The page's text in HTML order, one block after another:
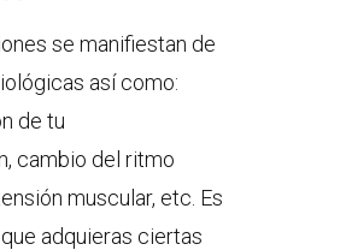
se manifiestan de
así como:
de tu
cambio del ritmo
muscular, etc. Es
adquieras ciertas